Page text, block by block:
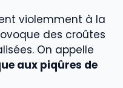
violemment à la
des croûtes
On appelle
aux piqûres de